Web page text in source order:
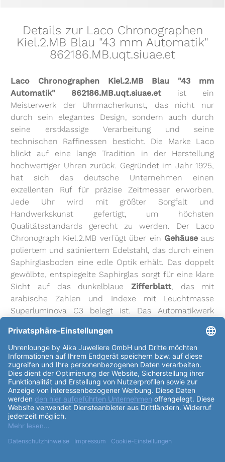
Details zur Laco Chronographen
Kiel.2.MB Blau "43 mm Automatik"
862186.MB.uqt.siuae.et
Laco Chronographen Kiel.2.MB Blau "43 mm
Automatik" 862186.MB.uqt.siuae.et ist ein
Meisterwerk der Uhrmacherkunst, das nicht nur
durch sein elegantes Design, sondern auch durch
seine erstklassige Verarbeitung und seine
technischen Raffinessen besticht. Die Marke Laco
blickt auf eine lange Tradition in der Herstellung
hochwertiger Uhren zurück. Gegründet im Jahr 1925,
hat sich das deutsche Unternehmen einen
exzellenten Ruf für präzise Zeitmesser erworben.
Jede Uhr wird mit größter Sorgfalt und
Handwerkskunst gefertigt, um höchsten
Qualitätsstandards gerecht zu werden. Der Laco
Chronograph Kiel.2.MB verfügt über ein Gehäuse aus
poliertem und satiniertem Edelstahl, das durch einen
Saphirglasboden eine edle Optik erhält. Das doppelt
gewölbte, entspiegelte Saphirglas sorgt für eine klare
Sicht auf das dunkelblaueZifferblatt, das mit
arabische Zahlen und Indexe mit Leuchtmasse
Superluminova C3 belegt ist. Das Automatikwerk
gewährleistet eine präzise Zeitmessung. Die
Funktionendes Chronographen umfassen thermisch
gebläute Edelstahlzeiger ebenfalls mit Leuchtmasse
Superluminova C3 gefüllt und eine englische
Tagesanzeige. Mit einer Wasserdichtigkeit von bis zu
100m ist die Laco Chronograph Kiel.2.MB auch für
sportliche Aktivitäten bestens geeignet. Das
Edelstahlarmband mit Faltschließe sorgt für einen
angenehmen Tragekomfort und passt sich perfekt an
jedes Handgelenk an (
Armbandlänge gesamt für